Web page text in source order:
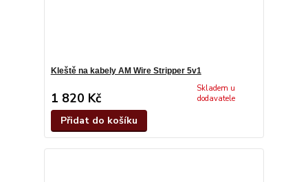
Kleště na kabely AM Wire Stripper 5v1
1 820 Kč
Skladem u
dodavatele
Přidat do košíku